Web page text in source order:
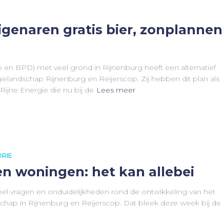
gratis bier, zonplannen
BPD) met veel grond in Rijnenburg heeft een alternatief
Rijnenburg en Reijerscop. Zij hebben dit plan als
Energie die nu bij de Lees meer
woningen: het kan allebei
vragen en onduidelijkheden rond de ontwikkeling van het
in Rijnenburg en Reijerscop. Dat bleek deze week bij de